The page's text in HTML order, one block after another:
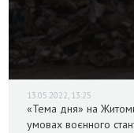
13.05.2022, 13:25
«Тема дня» на
умовах воєнного